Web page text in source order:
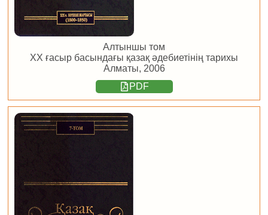
Алтыншы том
ХХ ғасыр басындағы қазақ әдебиетінің тарихы
Алматы, 2006
PDF